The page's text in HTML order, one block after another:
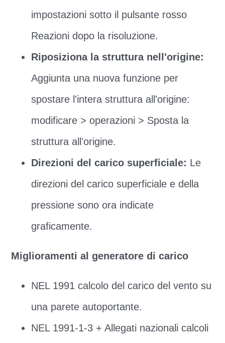
impostazioni sotto il pulsante rosso
Reazioni dopo la risoluzione.
Riposiziona la struttura nell'origine:
Aggiunta una nuova funzione per
spostare l'intera struttura all'origine:
modificare > operazioni > Sposta la
struttura all'origine.
Direzioni del carico superficiale: Le
direzioni del carico superficiale e della
pressione sono ora indicate
graficamente.
Miglioramenti al generatore di carico
NEL 1991 calcolo del carico del vento su
una parete autoportante.
NEL 1991-1-3 + Allegati nazionali calcoli